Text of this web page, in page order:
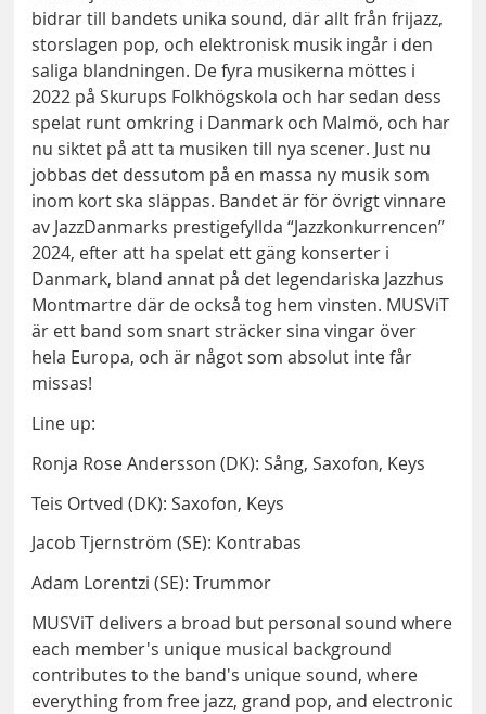
bidrar till bandets unika sound, där allt från frijazz,
storslagen pop, och elektronisk musik ingår i den
saliga blandningen. De fyra musikerna möttes i
2022 på Skurups Folkhögskola och har sedan dess
spelat runt omkring i Danmark och Malmö, och har
nu siktet på att ta musiken till nya scener. Just nu
jobbas det dessutom på en massa ny musik som
inom kort ska släppas. Bandet är för övrigt vinnare
av JazzDanmarks prestigefyllda “Jazzkonkurrencen”
2024, efter att ha spelat ett gäng konserter i
Danmark, bland annat på det legendariska Jazzhus
Montmartre där de också tog hem vinsten. MUSViT
är ett band som snart sträcker sina vingar över
hela Europa, och är något som absolut inte får
missas!
Line up:
Ronja Rose Andersson (DK): Sång, Saxofon, Keys
Teis Ortved (DK): Saxofon, Keys
Jacob Tjernström (SE): Kontrabas
Adam Lorentzi (SE): Trummor
MUSViT delivers a broad but personal sound where
each member's unique musical background
contributes to the band's unique sound, where
everything from free jazz, grand pop, and electronic